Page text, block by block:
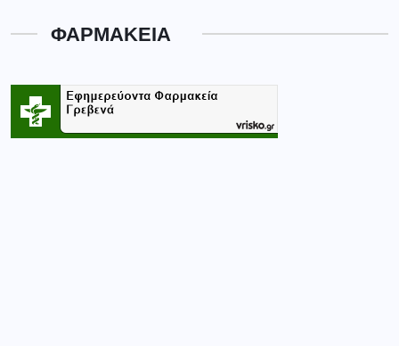
ΦΑΡΜΑΚΕΙΑ